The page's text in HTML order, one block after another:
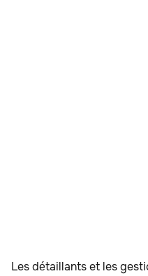
Les détaillants et les